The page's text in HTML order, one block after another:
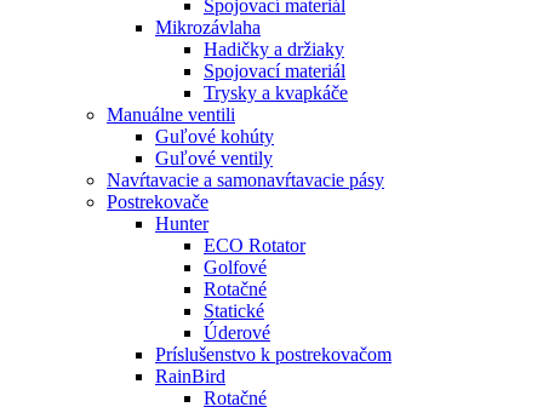
Spojovací materiál
Mikrozávlaha
Hadičky a držiaky
Spojovací materiál
Trysky a kvapkáče
Manuálne ventili
Guľové kohúty
Guľové ventily
Navŕtavacie a samonavŕtavacie pásy
Postrekovače
Hunter
ECO Rotator
Golfové
Rotačné
Statické
Úderové
Príslušenstvo k postrekovačom
RainBird
Rotačné